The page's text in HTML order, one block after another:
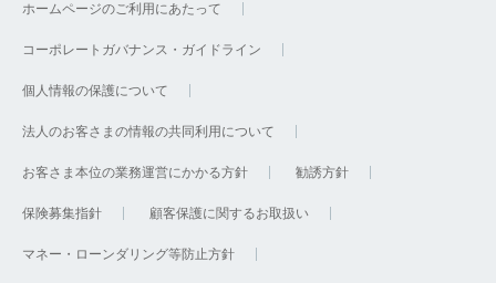
ホームページのご利用にあたって
コーポレートガバナンス・ガイドライン
個人情報の保護について
法人のお客さまの情報の共同利用について
お客さま本位の業務運営にかかる方針 勧誘方針
保険募集指針 顧客保護に関するお取扱い
マネー・ローンダリング等防止方針